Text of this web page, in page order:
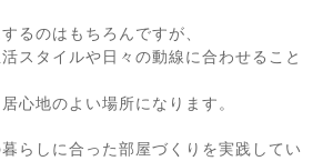
るのはもちろんですが、
スタイルや日々の動線に合わせること
心地のよい場所になります。
らしに合った部屋づくりを実践してい